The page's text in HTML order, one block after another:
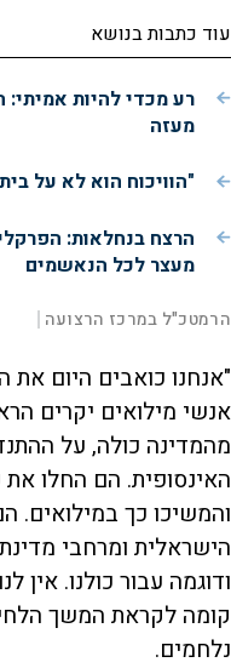
עוד כתבות בנושא
רע מכדי להיות אמיתי:
מעזה
"הוויכוח הוא לא על
הרצח בנחלאות:
מעצר לכל הנאשמים
o
a
:
6
2
p
v
d
o
f
r
w
r
d
l
l
c
e
e
הרמטכ"ל במרכז הרצועה
אנשי מילואים יקרים
מהמדינה כולה, על
האינסופית. הם החלו
והמשיכו כך
הישראלית ומרחבי
ודוגמה עבור כולנו. אין
קומה לקראת המשך
נלחמים.